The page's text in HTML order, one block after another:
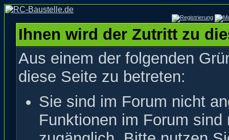
Ihnen wird der Zutritt zu
Aus einem der folgenden
diese Seite zu betreten:
Sie sind im Forum nicht
Funktionen im Forum